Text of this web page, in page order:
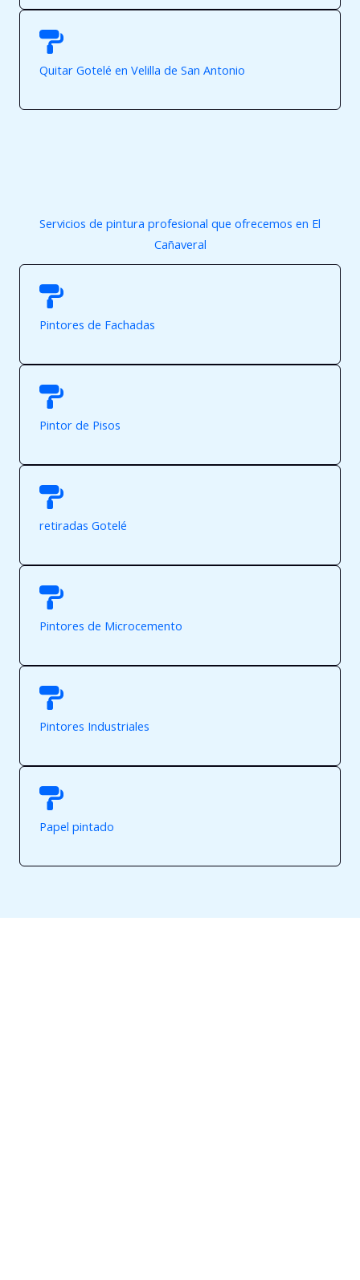
Quitar Gotelé en Velilla de San Antonio
Servicios de pintura profesional que ofrecemos en El
Cañaveral
Pintores de Fachadas
Pintor de Pisos
retiradas Gotelé
Pintores de Microcemento
Pintores Industriales
Papel pintado